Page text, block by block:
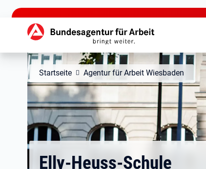
zu den Hauptinhalten springen
Hauptnavigation
Startseite Agentur für Arbeit Wiesbaden
Elly-Heuss-Schule